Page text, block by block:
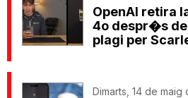
OpenAI retira
4o despr�s
plagi per
Dimarts, 14 de maig